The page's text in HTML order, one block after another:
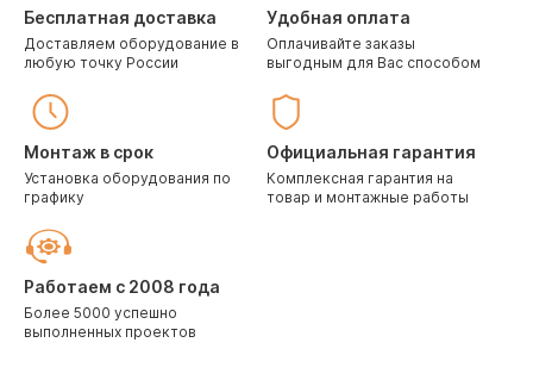
Бесплатная доставка
Доставляем оборудование в
любую точку России
Удобная оплата
Оплачивайте заказы
выгодным для Вас способом
Монтаж в срок
Установка оборудования по
графику
Официальная гарантия
Комплексная гарантия на
товар и монтажные работы
Работаем с 2008 года
Более 5000 успешно
выполненных проектов